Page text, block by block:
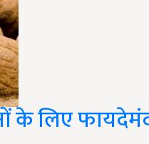
के लिए